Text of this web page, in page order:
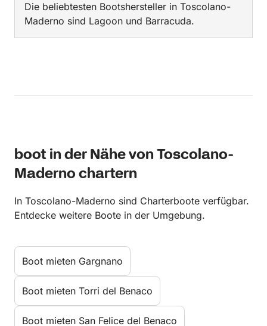
Die beliebtesten Bootshersteller in Toscolano-
Maderno sind Lagoon und Barracuda.
boot in der Nähe von Toscolano-
Maderno chartern
In Toscolano-Maderno sind Charterboote verfügbar.
Entdecke weitere Boote in der Umgebung.
Boot mieten Gargnano
Boot mieten Torri del Benaco
Boot mieten San Felice del Benaco